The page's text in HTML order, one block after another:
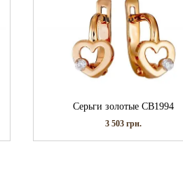
Серьги золотые СВ1994
3 503грн.